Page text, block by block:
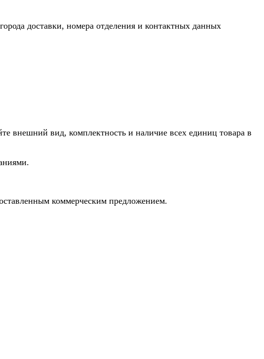
доставки, номера отделения и контактных данных
внешний вид, комплектность и наличие всех единиц товара в
коммерческим предложением.